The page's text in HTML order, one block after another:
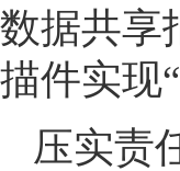
数据共享
描件实现
压实责